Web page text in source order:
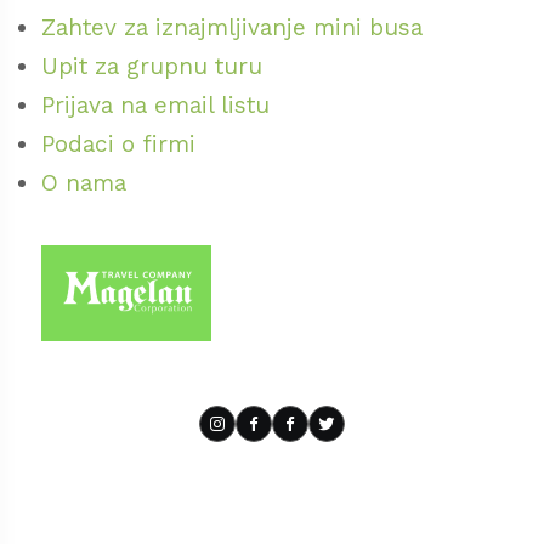
materijalna i kulturna dobra a samim tim i
istoriju Slovaka na ovim prostorima. Posebno
zanimljiva je Zavičajna kuća koja datira iz
nastala svojom arhitekturom i unutrašnjim
sadržajem. Krov od trske mali prozori i vrata,
nameštaj iz 1770.godine, posuđe sve je
Petrovcu vredno je obići galeriju „Zuzke
Zahtev za iznajmljivanje mini busa
Upit za grupnu turu
Prijava na email listu
Podaci o firmi
O nama